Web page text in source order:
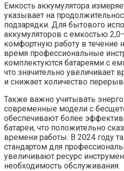
Емкость аккумулятора
указывает на
подзарядки. Для бытового
аккумуляторов с емкостью
комфортную работу в течение
время профессиональные
комплектуются батареями с
что значительно увеличивает
и снижает количество
Также важно учитывать
современные модели с
обеспечивают более
батареи, что положительно
времени работы. В 2024 году
стандартом для
увеличивают ресурс
необходимость обслуживания.